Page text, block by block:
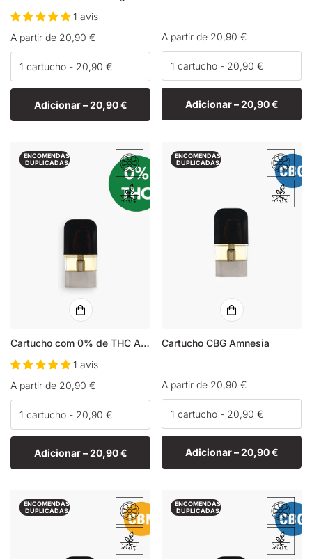
1 avis
Preço
normal
A partir de 20,90 €
Adicionar –20,90 €
Preço
normal
A partir de 20,90 €
Adicionar –20,90 €
ENCOMENDAS
DUPLICADAS
Cartucho com 0% de THC Amnesia
1 avis
Preço
normal
A partir de 20,90 €
Adicionar –20,90 €
ENCOMENDAS
DUPLICADAS
Cartucho CBG Amnesia
Preço
normal
A partir de 20,90 €
Adicionar –20,90 €
ENCOMENDAS
DUPLICADAS
ENCOMENDAS
DUPLICADAS